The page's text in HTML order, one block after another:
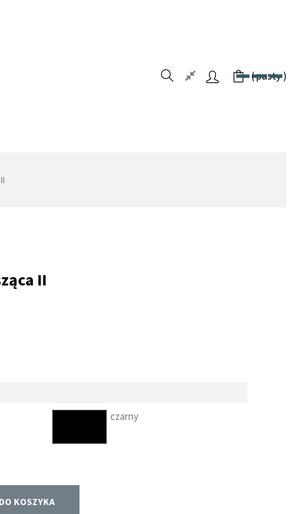
pusty
II
czarny
KOSZYKA